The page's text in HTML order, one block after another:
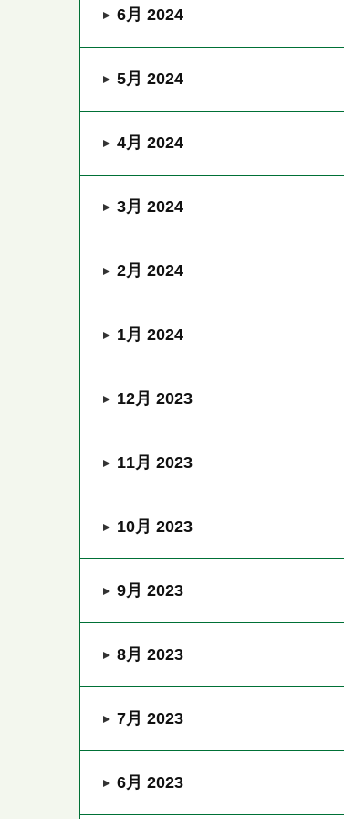
6月 2024
5月 2024
4月 2024
3月 2024
2月 2024
1月 2024
12月 2023
11月 2023
10月 2023
9月 2023
8月 2023
7月 2023
6月 2023